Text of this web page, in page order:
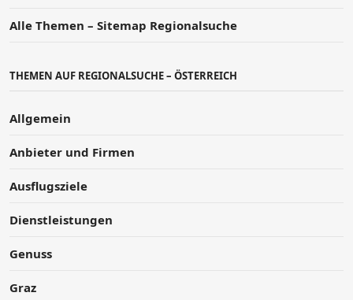
Alle Themen – Sitemap Regionalsuche
THEMEN AUF REGIONALSUCHE – ÖSTERREICH
Allgemein
Anbieter und Firmen
Ausflugsziele
Dienstleistungen
Genuss
Graz